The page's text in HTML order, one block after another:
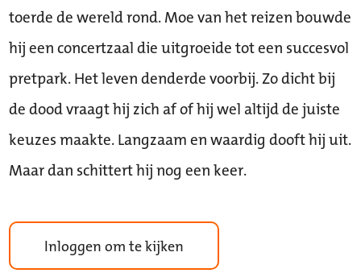
toerde de wereld rond. Moe van het reizen bouwde
hij een concertzaal die uitgroeide tot een succesvol
pretpark. Het leven denderde voorbij. Zo dicht bij
de dood vraagt hij zich af of hij wel altijd de juiste
keuzes maakte. Langzaam en waardig dooft hij uit.
Maar dan schittert hij nog een keer.
Inloggen om te kijken